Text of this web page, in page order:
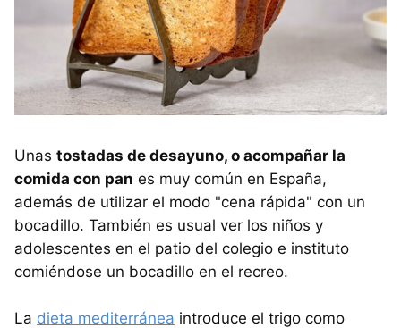
Unas tostadas de desayuno, o acompañar la
comida con pan es muy común en España,
además de utilizar el modo "cena rápida" con un
bocadillo. También es usual ver los niños y
adolescentes en el patio del colegio e instituto
comiéndose un bocadillo en el recreo.
La dieta mediterránea introduce el trigo como